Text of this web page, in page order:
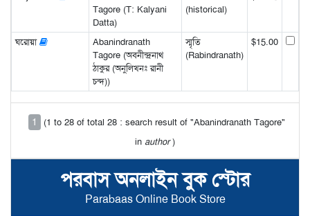
পরবাস অনলাইন বুক স্টোর
Parabaas Online Book Store
Tagore (T: Kalyani
Datta)
(historical)
ঘরোয়া
Abanindranath
Tagore (অবনীন্দ্রনাথ
ঠাকুর (অনুলিখনঃ রানী
চন্দ))
স্মৃতি
(Rabindranath)
$15.00
1
(1 to 28 of total 28 : search result of "Abanindranath Tagore"
in author)